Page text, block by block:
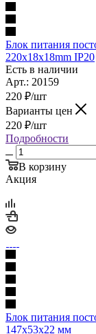
Блок питания
220x18x18mm IP20
Есть в наличии
Арт.: 20159
220 ₽/шт
Варианты цен
220 ₽/шт
Подробности
В корзину
Акция
Блок питания
147x53x22 мм